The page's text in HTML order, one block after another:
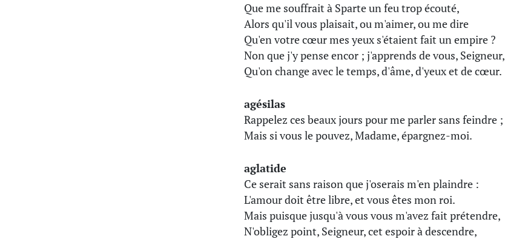
Que me souffrait à Sparte un feu trop écouté,
Alors qu'il vous plaisait, ou m'aimer, ou me dire
Qu'en votre cœur mes yeux s'étaient fait un empire ?
Non que j'y pense encor ; j'apprends de vous, Seigneur,
Qu'on change avec le temps, d'âme, d'yeux et de cœur.
agésilas
Rappelez ces beaux jours pour me parler sans feindre ;
Mais si vous le pouvez, Madame, épargnez-moi.
aglatide
Ce serait sans raison que j'oserais m'en plaindre :
L'amour doit être libre, et vous êtes mon roi.
Mais puisque jusqu'à vous vous m'avez fait prétendre,
N'obligez point, Seigneur, cet espoir à descendre,